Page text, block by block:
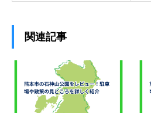
関連記事